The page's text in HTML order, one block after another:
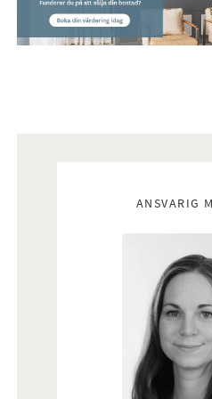
stora investeringar redan är
boende med charm, utsikt och
Till viss del nyligen renoverat.
Rumsbeskrivningar
Vardagsrum med öppen spis
Sovrum med sjöutsikt.
ANSVARIG